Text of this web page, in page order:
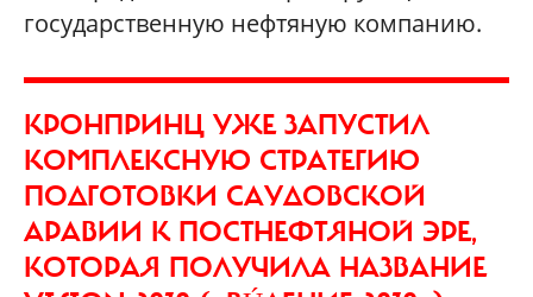
государственную нефтяную компанию.
КРОНПРИНЦ УЖЕ ЗАПУСТИЛ
КОМПЛЕКСНУЮ СТРАТЕГИЮ
ПОДГОТОВКИ САУДОВСКОЙ
АРАВИИ К ПОСТНЕФТЯНОЙ ЭРЕ,
КОТОРАЯ ПОЛУЧИЛА НАЗВАНИЕ